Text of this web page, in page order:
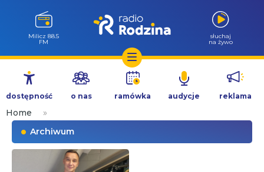
Przejdź
treści
Milicz 88.5
FM
słuchaj
na żywo
dostępność o nas ramówka audycje reklama
Home
»
Archiwum